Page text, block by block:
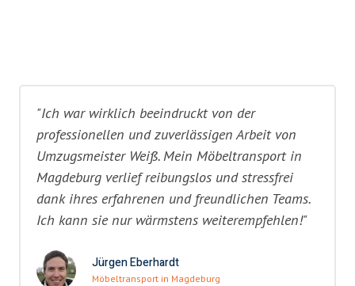
"Ich war wirklich beeindruckt von der
professionellen und zuverlässigen Arbeit von
Umzugsmeister Weiß. Mein Möbeltransport in
Magdeburg verlief reibungslos und stressfrei
dank ihres erfahrenen und freundlichen Teams.
Ich kann sie nur wärmstens weiterempfehlen!"
Jürgen Eberhardt
Möbeltransport in Magdeburg